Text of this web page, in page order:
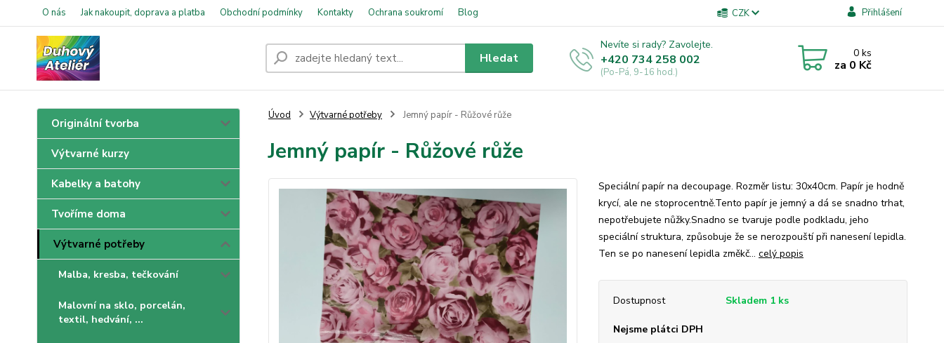
O nás Jak nakoupit, doprava a platba Obchodní podmínky Kontakty Ochrana soukromí Blog CZK Přihlášení
Hledat
Nevíte si rady? Zavolejte.
+420 734 258 002
(Po-Pá, 9-16 hod.)
0ks
za 0 Kč
Originální tvorba
Výtvarné kurzy
Kabelky a batohy
Tvoříme doma
Výtvarné potřeby
Malba, kresba, tečkování
Malovní na sklo, porcelán,
textil, hedvání, ...
Úvod Výtvarné potřeby Jemný papír - Růžové růže
Jemný papír - Růžové růže
Speciální papír na decoupage. Rozměr listu: 30x40cm. Papír je hodně
krycí, ale ne stoprocentně.Tento papír je jemný a dá se snadno trhat,
nepotřebujete nůžky.Snadno se tvaruje podle podkladu, jeho
speciální struktura, způsobuje že se nerozpouští při nanesení lepidla.
Ten se po nanesení lepidla změkč... celý popis
Dostupnost Skladem 1 ks
Nejsme plátci DPH